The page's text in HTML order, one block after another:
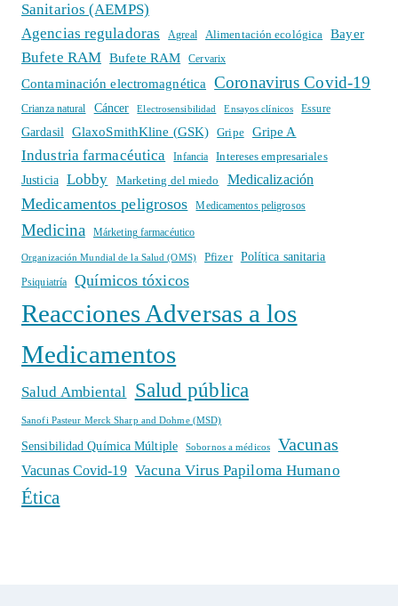
Sanitarios (AEMPS)
Agencias reguladoras
Agreal Alimentación ecológica Bayer
Bufete RAM Bufete RAM Cervarix
Contaminación electromagnética Coronavirus Covid-19
Crianza natural Cáncer Electrosensibilidad Ensayos clínicos Essure
Gardasil GlaxoSmithKline (GSK) Gripe Gripe A
Industria farmacéutica Infancia
Intereses empresariales
Justicia
Lobby Marketing del miedo Medicalización
Medicamentos peligrosos Medicamentos peligrosos
Medicina Márketing farmacéutico
Organización Mundial de la Salud (OMS) Pfizer Política sanitaria
Psiquiatría Químicos tóxicos
Reacciones Adversas a los
Medicamentos
Salud Ambiental Salud pública
Sanofi Pasteur Merck Sharp and Dohme (MSD)
Sensibilidad Química Múltiple Sobornos a médicos Vacunas
Vacunas Covid-19 Vacuna Virus Papiloma Humano
Ética